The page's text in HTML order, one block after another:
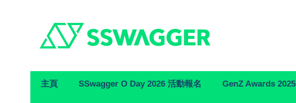
Primary
Navigation
主頁 SSwagger O Day 2026 活動報名 GenZ Awards 2025